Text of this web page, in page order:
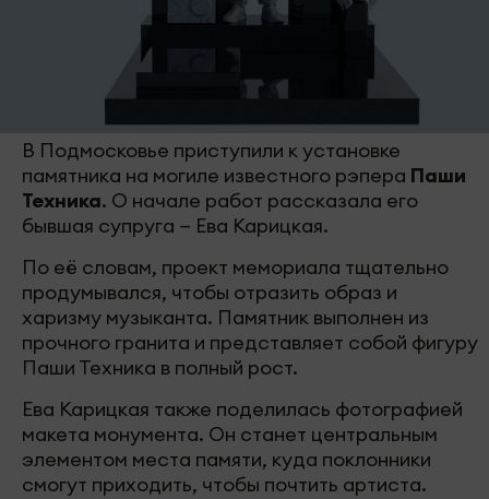
В Подмосковье приступили к установке
памятника на могиле известного рэпера Паши
Техника. О начале работ рассказала его
бывшая супруга — Ева Карицкая.
По её словам, проект мемориала тщательно
продумывался, чтобы отразить образ и
харизму музыканта. Памятник выполнен из
прочного гранита и представляет собой фигуру
Паши Техника в полный рост.
Ева Карицкая также поделилась фотографией
макета монумента. Он станет центральным
элементом места памяти, куда поклонники
смогут приходить, чтобы почтить артиста.